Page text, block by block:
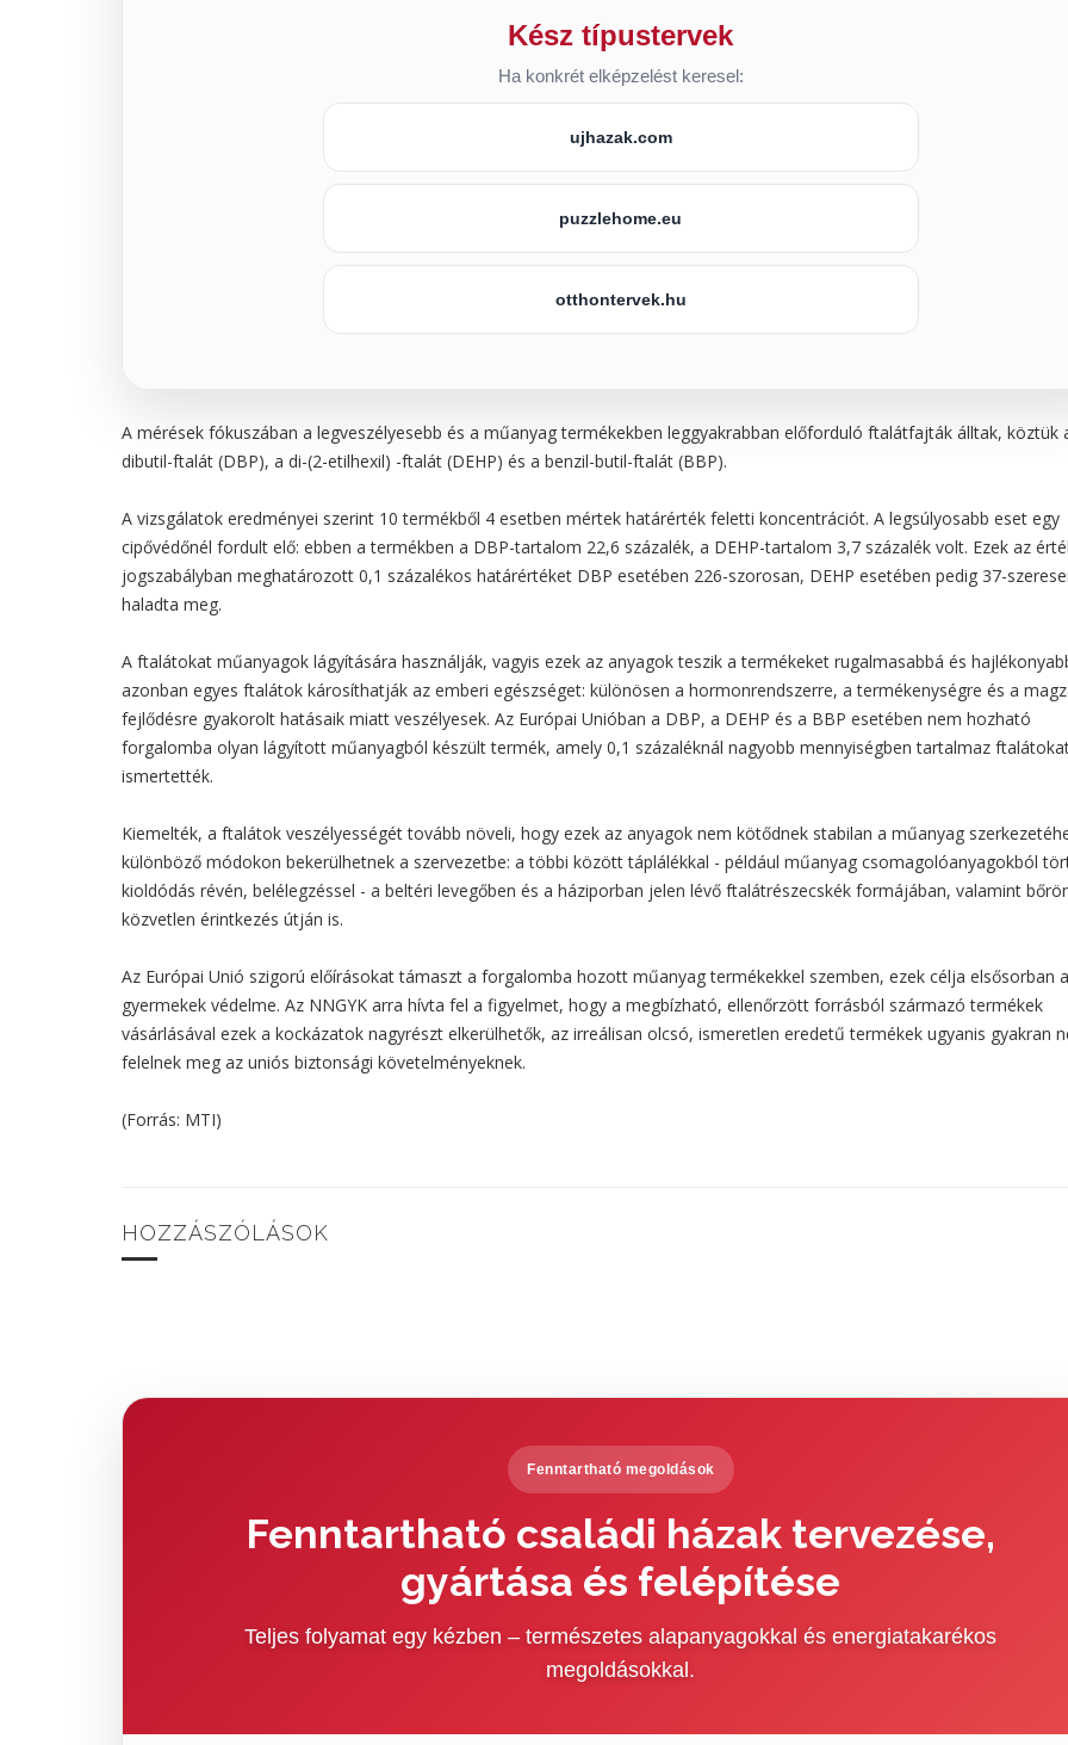
Kész típustervek
Ha konkrét elképzelést keresel:
ujhazak.com
puzzlehome.eu
otthontervek.hu
A mérések fókuszában a legveszélyesebb és a műanyag termékekben leggyakrabban előforduló ftalátfajták álltak, köztük
dibutil-ftalát (DBP), a di-(2-etilhexil) -ftalát (DEHP) és a benzil-butil-ftalát (BBP).
A vizsgálatok eredményei szerint 10 termékből 4 esetben mértek határérték feletti koncentrációt. A legsúlyosabb eset egy
cipővédőnél fordult elő: ebben a termékben a DBP-tartalom 22,6 százalék, a DEHP-tartalom 3,7 százalék volt. Ezek az
jogszabályban meghatározott 0,1 százalékos határértéket DBP esetében 226-szorosan, DEHP esetében pedig 37-
haladta meg.
A ftalátokat műanyagok lágyítására használják, vagyis ezek az anyagok teszik a termékeket rugalmasabbá és
azonban egyes ftalátok károsíthatják az emberi egészséget: különösen a hormonrendszerre, a termékenységre és a
fejlődésre gyakorolt hatásaik miatt veszélyesek. Az Európai Unióban a DBP, a DEHP és a BBP esetében nem hozható
forgalomba olyan lágyított műanyagból készült termék, amely 0,1 százaléknál nagyobb mennyiségben tartalmaz
ismertették.
Kiemelték, a ftalátok veszélyességét tovább növeli, hogy ezek az anyagok nem kötődnek stabilan a műanyag
különböző módokon bekerülhetnek a szervezetbe: a többi között táplálékkal - például műanyag csomagolóanyagokból
kioldódás révén, belélegzéssel - a beltéri levegőben és a háziporban jelen lévő ftalátrészecskék formájában, valamint
közvetlen érintkezés útján is.
Az Európai Unió szigorú előírásokat támaszt a forgalomba hozott műanyag termékekkel szemben, ezek célja elsősorban a
gyermekek védelme. Az NNGYK arra hívta fel a figyelmet, hogy a megbízható, ellenőrzött forrásból származó termékek
vásárlásával ezek a kockázatok nagyrészt elkerülhetők, az irreálisan olcsó, ismeretlen eredetű termékek ugyanis gyakran
felelnek meg az uniós biztonsági követelményeknek.
(Forrás: MTI)
HOZZÁSZÓLÁSOK
Fenntartható megoldások
Fenntartható családi házak tervezése,
gyártása és felépítése
Teljes folyamat egy kézben – természetes alapanyagokkal és energiatakarékos
megoldásokkal.